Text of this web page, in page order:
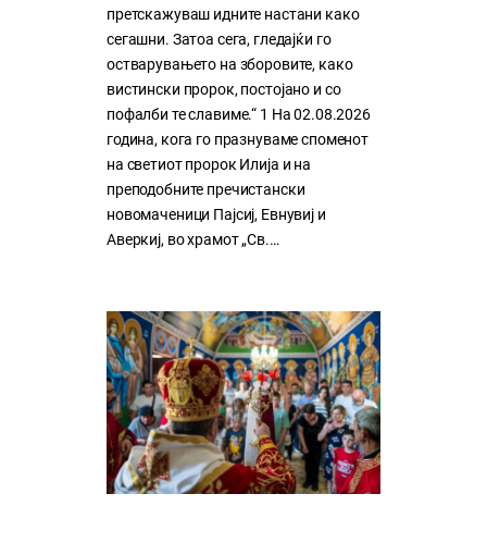
претскажуваш идните настани како
сегашни. Затоа сега, гледајќи го
остварувањето на зборовите, како
вистински пророк, постојано и со
пофалби те славиме.“ 1 На 02.08.2026
година, кога го празнуваме споменот
на светиот пророк Илија и на
преподобните пречистански
новомаченици Пајсиј, Евнувиј и
Аверкиј, во храмот „Св.…